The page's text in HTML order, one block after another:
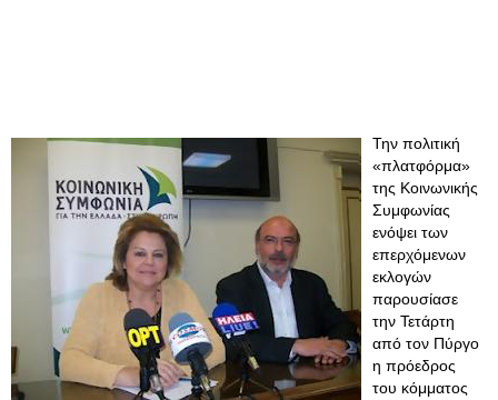
Την πολιτική
«πλατφόρμα»
της Κοινωνικής
Συμφωνίας
ενόψει των
επερχόμενων
εκλογών
παρουσίασε
την Τετάρτη
από τον Πύργο
η πρόεδρος
του κόμματος